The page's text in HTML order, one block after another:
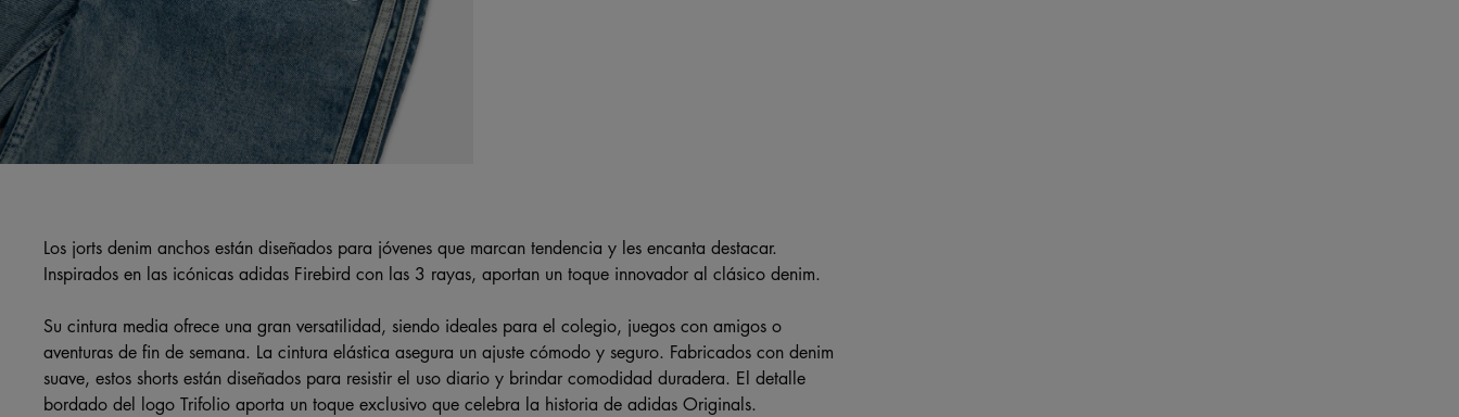
Los jorts denim anchos están diseñados para jóvenes que marcan tendencia y les encanta destacar.
Inspirados en las icónicas adidas Firebird con las 3 rayas, aportan un toque innovador al clásico denim.
Su cintura media ofrece una gran versatilidad, siendo ideales para el colegio, juegos con amigos o
aventuras de fin de semana. La cintura elástica asegura un ajuste cómodo y seguro. Fabricados con denim
suave, estos shorts están diseñados para resistir el uso diario y brindar comodidad duradera. El detalle
bordado del logo Trifolio aporta un toque exclusivo que celebra la historia de adidas Originals.